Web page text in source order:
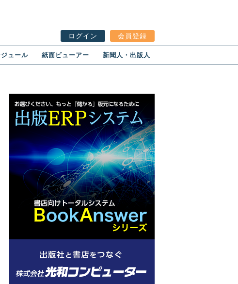
ログイン 会員登録
ュール 紙面ビューアー 新聞人・出版人